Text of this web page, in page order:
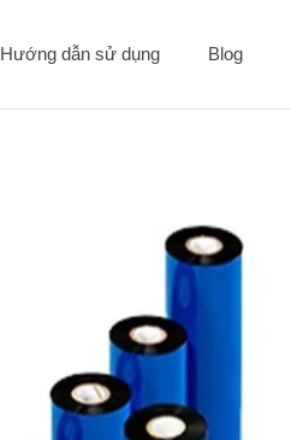
Hướng dẫn sử dụng Blog